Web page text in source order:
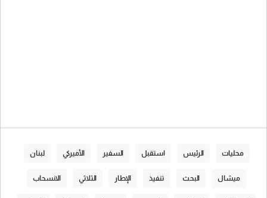
محليات الرئيس استقبل السفير الأميركي لبنان
ميشال البحث تنفيذ الإطار الثلاثي الانسحاب